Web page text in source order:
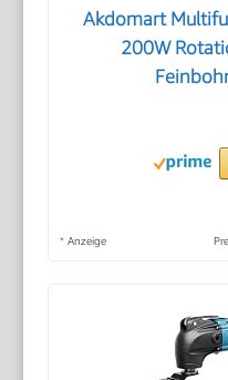
Akdomart
200W
* Anzeige